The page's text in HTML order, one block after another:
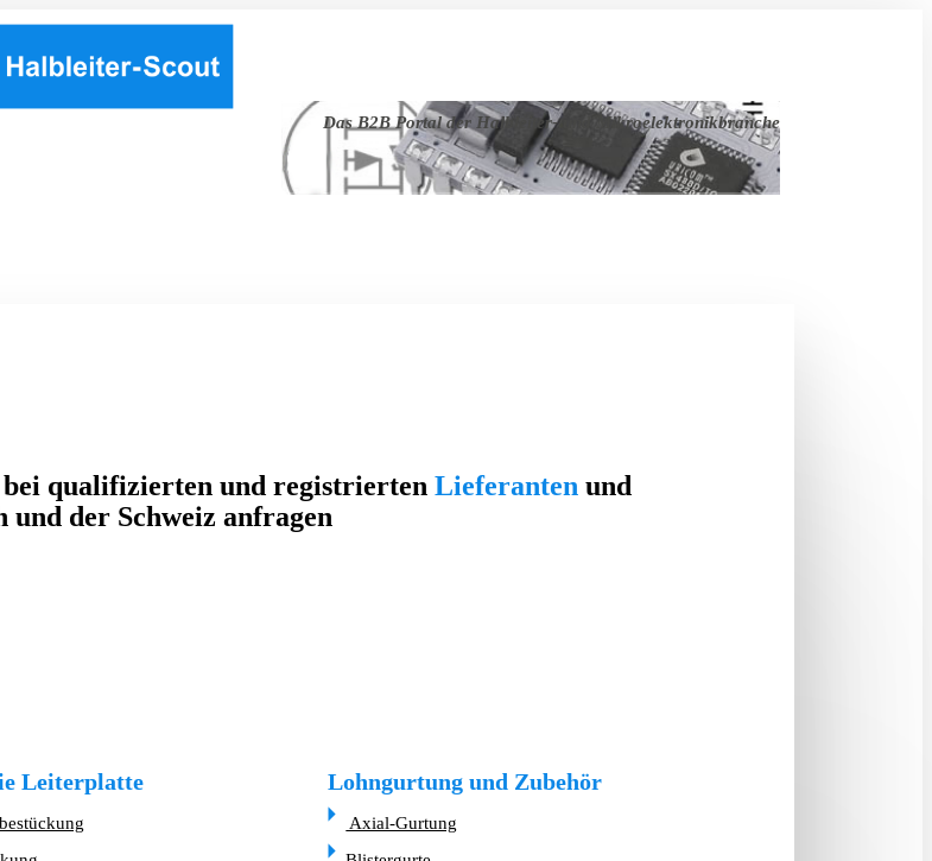
Das B2B Portal der Halbleiter- und Mikroelektronikbranche
qualifizierten und registrierten Lieferanten und
und der Schweiz anfragen
Leiterplatte Lohngurtung und Zubehör
Axial-Gurtung